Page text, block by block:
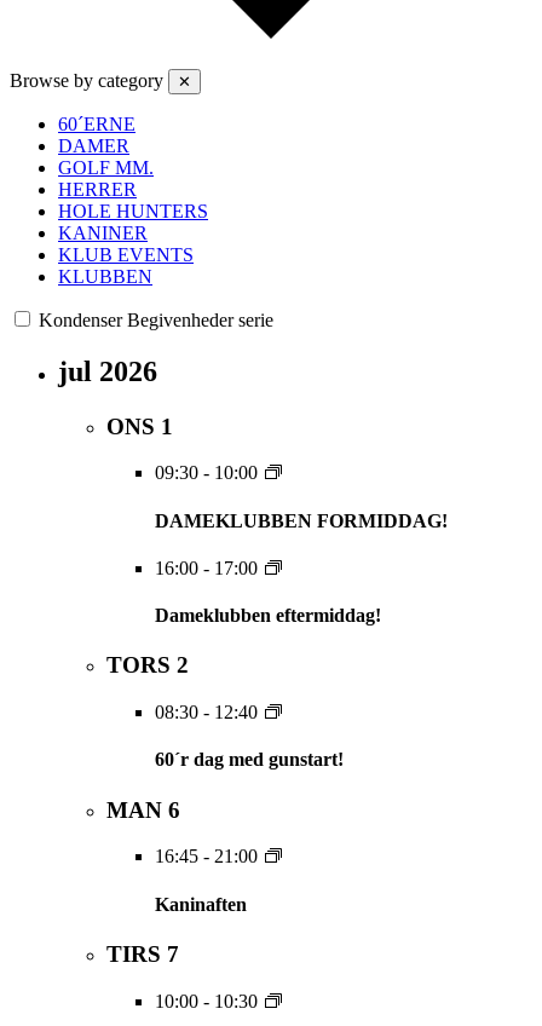
Browse by category ✕
60´ERNE
DAMER
GOLF MM.
HERRER
HOLE HUNTERS
KANINER
KLUB EVENTS
KLUBBEN
Kondenser Begivenheder serie
jul 2026
ONS 1
09:30 - 10:00
DAMEKLUBBEN FORMIDDAG!
16:00 - 17:00
Dameklubben eftermiddag!
TORS 2
08:30 - 12:40
60´r dag med gunstart!
MAN 6
16:45 - 21:00
Kaninaften
TIRS 7
10:00 - 10:30